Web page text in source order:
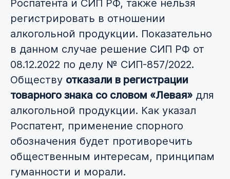
Роспатента и СИП РФ, также нельзя
регистрировать в отношении
алкогольной продукции. Показательно
в данном случае решение СИП РФ от
08.12.2022 по делу № СИП-857/2022.
Обществу отказали в регистрации
товарного знака со словом «Левая» для
алкогольной продукции. Как указал
Роспатент, применение спорного
обозначения будет противоречить
общественным интересам, принципам
гуманности и морали.